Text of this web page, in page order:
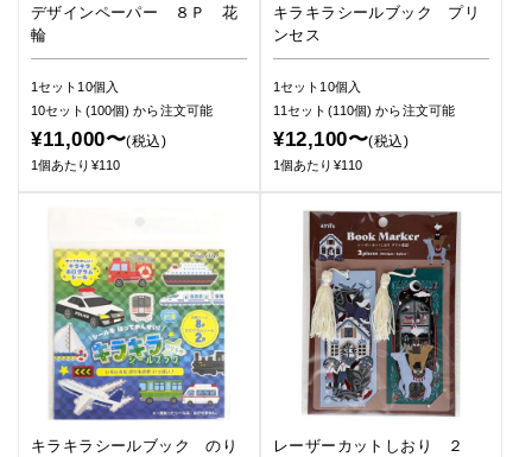
デザインペーパー ８Ｐ 花
輪
1セット10個入
10セット(100個)から注文可能
¥11,000〜(税込)
1個あたり¥110
キラキラシールブック プリ
ンセス
1セット10個入
11セット(110個)から注文可能
¥12,100〜(税込)
1個あたり¥110
キラキラシールブック のり
レーザーカットしおり ２